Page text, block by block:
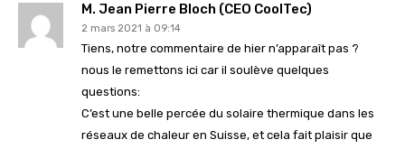
M. Jean Pierre Bloch (CEO CoolTec)
2 mars 2021 à 09:14
Tiens, notre commentaire de hier n’apparaît pas ?
nous le remettons ici car il soulève quelques
questions:
C’est une belle percée du solaire thermique dans les
réseaux de chaleur en Suisse, et cela fait plaisir que